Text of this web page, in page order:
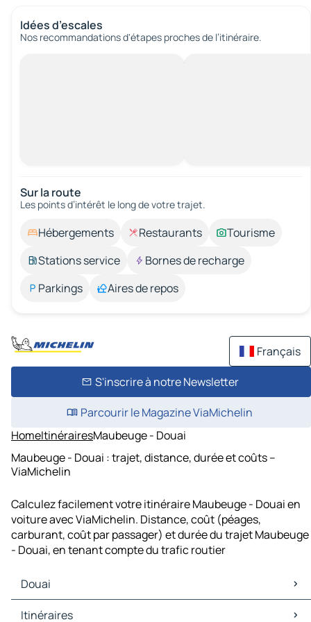
Idées d’escales
Nos recommandations d'étapes proches de l’itinéraire.
Sur la route
Les points d’intérêt le long de votre trajet.
Hébergements Restaurants
Tourisme
Stations service
Bornes de recharge
Parkings
Aires de repos
Français
S'inscrire à notre Newsletter
Parcourir le Magazine ViaMichelin
HomeItinérairesMaubeuge - Douai
Maubeuge - Douai : trajet, distance, durée et coûts –
ViaMichelin
Calculez facilement votre itinéraire Maubeuge - Douai en
voiture avec ViaMichelin. Distance, coût (péages,
carburant, coût par passager) et durée du trajet Maubeuge
- Douai, en tenant compte du trafic routier
Douai
Douai Cartes et plans
Itinéraires